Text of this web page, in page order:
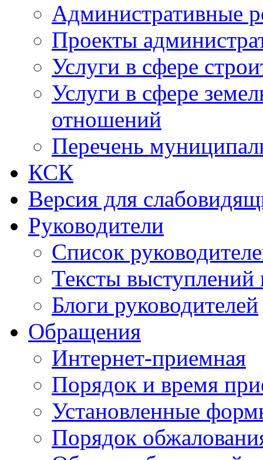
Административные
Проекты
Услуги в сфере
Услуги в сфере
отношений
Перечень
КСК
Версия для
Руководители
Список
Тексты выступлений
Блоги руководителей
Обращения
Интернет-приемная
Порядок и время
Установленные
Порядок